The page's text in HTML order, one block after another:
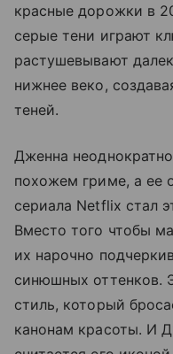
красные дорожки в
серые тени играют
растушевывают
нижнее веко,
теней.
Дженна
похожем гриме, а ее
сериала Netflix стал
Вместо того чтобы
их нарочно
синюшных оттенков.
стиль, который
канонам красоты. И